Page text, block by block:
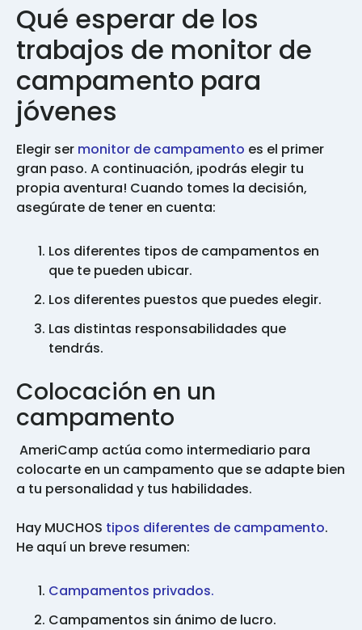
Qué esperar de los
trabajos de monitor de
campamento para
jóvenes
Elegir ser monitor de campamento es el primer
gran paso. A continuación, ¡podrás elegir tu
propia aventura! Cuando tomes la decisión,
asegúrate de tener en cuenta:
Los diferentes tipos de campamentos en
que te pueden ubicar.
Los diferentes puestos que puedes elegir.
Las distintas responsabilidades que
tendrás.
Colocación en un
campamento
AmeriCamp actúa como intermediario para
colocarte en un campamento que se adapte bien
a tu personalidad y tus habilidades.
Hay MUCHOS tipos diferentes de campamento.
He aquí un breve resumen:
Campamentos privados.
Campamentos sin ánimo de lucro.